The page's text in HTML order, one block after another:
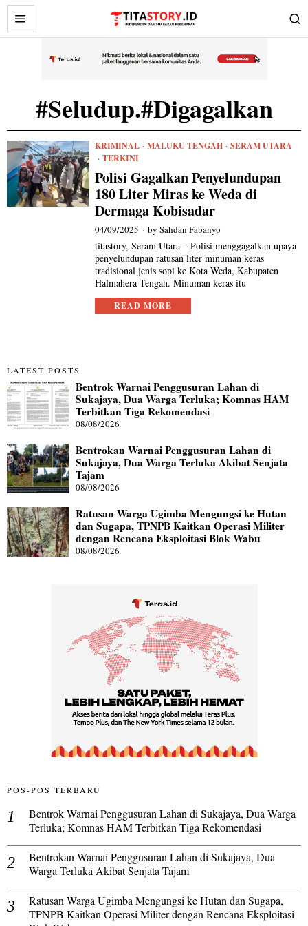
#Seludup.#Digagalkan
KRIMINAL · MALUKU TENGAH · SERAM UTARA
· TERKINI
Polisi Gagalkan Penyelundupan
180 Liter Miras ke Weda di
Dermaga Kobisadar
04/09/2025 bySahdan Fabanyo
titastory, Seram Utara – Polisi menggagalkan upaya
penyelundupan ratusan liter minuman keras
tradisional jenis sopi ke Kota Weda, Kabupaten
Halmahera Tengah. Minuman keras itu
READ MORE
LATEST POSTS
Bentrok Warnai Penggusuran Lahan di
Sukajaya, Dua Warga Terluka; Komnas HAM
Terbitkan Tiga Rekomendasi
08/08/2026
Bentrokan Warnai Penggusuran Lahan di
Sukajaya, Dua Warga Terluka Akibat Senjata
Tajam
08/08/2026
Ratusan Warga Ugimba Mengungsi ke Hutan
dan Sugapa, TPNPB Kaitkan Operasi Militer
dengan Rencana Eksploitasi Blok Wabu
08/08/2026
POS-POS TERBARU
Bentrok Warnai Penggusuran Lahan di Sukajaya, Dua Warga
Terluka; Komnas HAM Terbitkan Tiga Rekomendasi
Bentrokan Warnai Penggusuran Lahan di Sukajaya, Dua
Warga Terluka Akibat Senjata Tajam
Ratusan Warga Ugimba Mengungsi ke Hutan dan Sugapa,
TPNPB Kaitkan Operasi Militer dengan Rencana Eksploitasi